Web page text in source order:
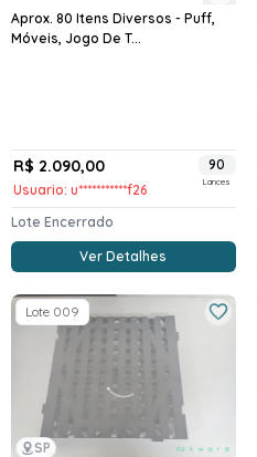
Aprox. 80 Itens Diversos - Puff,
Móveis, Jogo De T...
R$ 2.090,00
Usuario: u***********f26
90
Lances
Lote Encerrado
Ver Detalhes
SP
Lote 009